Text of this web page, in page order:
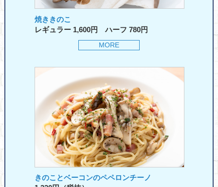
焼ききのこ
レギュラー 1,600円 ハーフ 780円
MORE
きのことベーコンのペペロンチーノ